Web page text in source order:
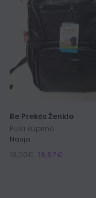
Be Prekės Ženklo
Puiki kuprinė
Nauja
18,00€ 19,57€